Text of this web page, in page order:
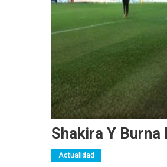
Shakira Y
Actualidad